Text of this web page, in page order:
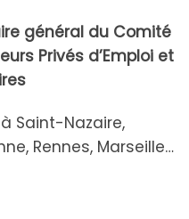
général du Comité
Privés d’Emploi et
Saint-Nazaire,
Rennes, Marseille…